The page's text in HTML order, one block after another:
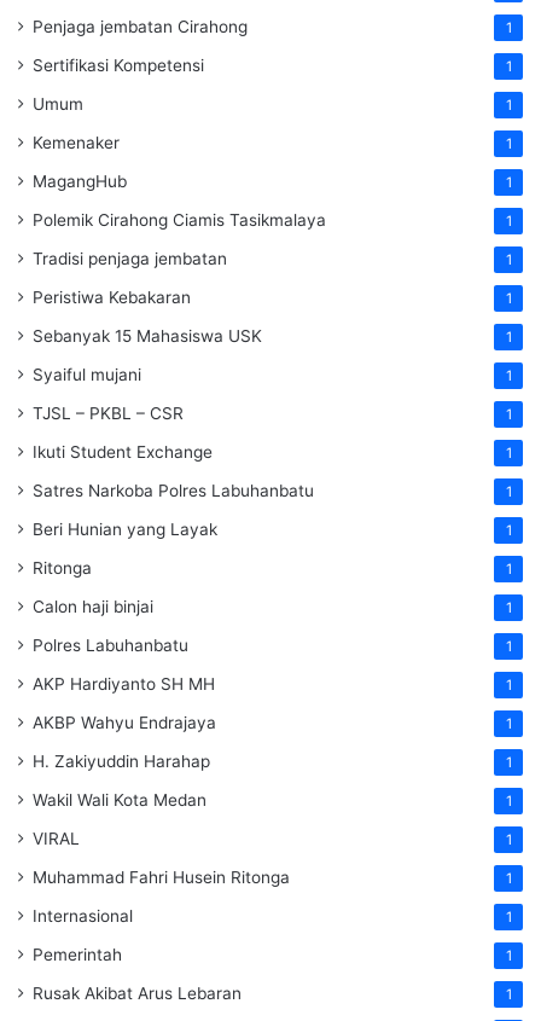
Penjaga jembatan Cirahong 1
Sertifikasi Kompetensi 1
Umum 1
Kemenaker 1
MagangHub 1
Polemik Cirahong Ciamis Tasikmalaya 1
Tradisi penjaga jembatan 1
Peristiwa Kebakaran 1
Sebanyak 15 Mahasiswa USK 1
Syaiful mujani 1
TJSL – PKBL – CSR 1
Ikuti Student Exchange 1
Satres Narkoba Polres Labuhanbatu 1
Beri Hunian yang Layak 1
Ritonga 1
Calon haji binjai 1
Polres Labuhanbatu 1
AKP Hardiyanto SH MH 1
AKBP Wahyu Endrajaya 1
H. Zakiyuddin Harahap 1
Wakil Wali Kota Medan 1
VIRAL 1
Muhammad Fahri Husein Ritonga 1
Internasional 1
Pemerintah 1
Rusak Akibat Arus Lebaran 1